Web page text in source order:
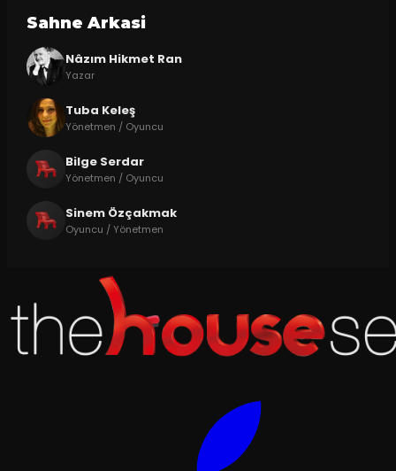
Sahne Arkasi
Nâzım Hikmet Ran
Yazar
Tuba Keleş
Yönetmen / Oyuncu
Bilge Serdar
Yönetmen / Oyuncu
Sinem Özçakmak
Oyuncu / Yönetmen